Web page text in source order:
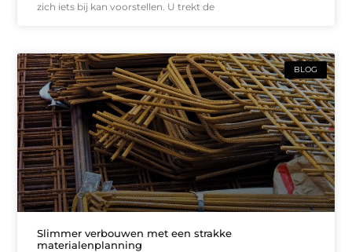
zich iets bij kan voorstellen. U trekt de
BLOG
Slimmer verbouwen met een strakke
materialenplanning